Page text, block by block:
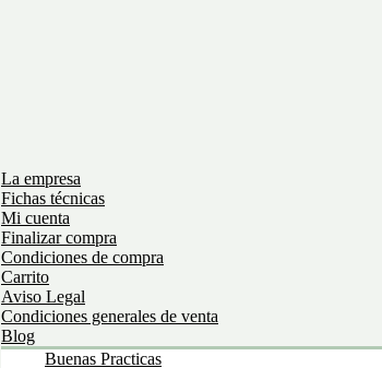
La empresa
Fichas técnicas
Mi cuenta
Finalizar compra
Condiciones de compra
Carrito
Aviso Legal
Condiciones generales de venta
Blog
Buenas Practicas